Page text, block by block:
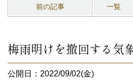
前の記事 一覧
梅雨明けを撤回する気
公開日：2022/09/02(金)